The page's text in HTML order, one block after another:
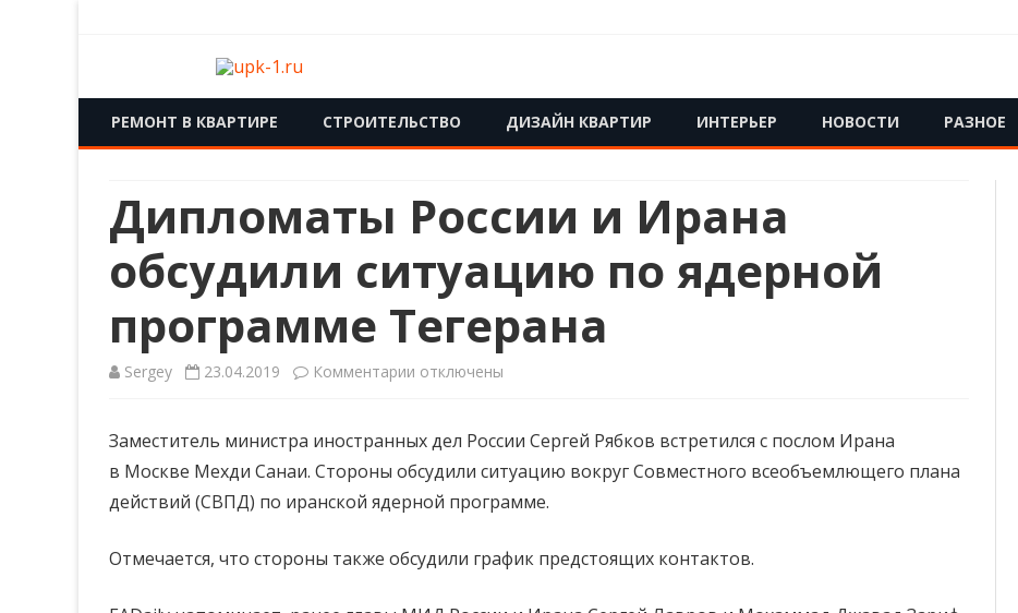
to
content
РЕМОНТ В КВАРТИРЕ СТРОИТЕЛЬСТВО ДИЗАЙН КВАРТИР ИНТЕРЬЕР НОВОСТИ РАЗНОЕ
Дипломаты России и Ирана
обсудили ситуацию по ядерной
программе Тегерана
Sergey 23.04.2019 Комментарии к
Дипломаты
России
обсудили
отключены
Заместитель министра иностранных дел России Сергей Рябков встретился с послом Ирана
в Москве Мехди Санаи. Стороны обсудили ситуацию вокруг Совместного всеобъемлющего плана
действий (СВПД) по иранской ядерной программе.
Отмечается, что стороны также обсудили график предстоящих контактов.